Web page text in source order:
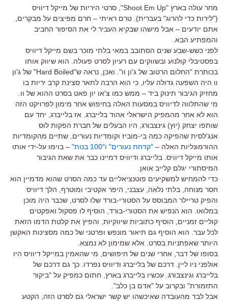
מחר עולה בארץ "Shoot Em Up", סרטי היריות של מייקל דיוויס
("לירות כדי להרוג" בעברית). טרם ראיתי – חרם מפיצים על מבקרים,
אתם יודעים – אבל מישהו שבקיא העביר לי את הסיפור החביב
והמפתיע הבא.
לפני כשש-שבע שנים הסתובב במאי בלתי מוכר בשם מייקל דיוויס
בפסטיבלי קולנוע ובשווקים עם רעיון לסרט פעולה. הוא שיווק אותו
בכותרת "החלום הרטוב של ג'ון וו". ואכן, נראה ש"Hard Boiled" של ג'ון
וו היה השפעה גדולה עליו, כי הוא הרבה לתאר סצינת קרב יריות בו
מחזיק הגיבור תינוק ביד – ממש כמו צ'או יון פאט בסרט ההוא של וו.
מי שהתלווה לדיוויס במסעות האלה בחיפוש אחר מימון לפרויקט הזה
הוא לא אחר מהמפיק הישראלי אהוד בלייברג. אז בלייברג, יחד עם
שותפו יצחק (יוץ) גינצבורג, היו הבעלים של חברת הפקות לוס
אנג'לסית שהפיקה כמה בי-מוביז וקומדיות נעורים. שתיים מהקומדיות
ההורמונליות האלה – "קדחת נעורים" ו"100 בנות"
– בוימו על-ידי אותו
אותו מייקל דיוויס. בלייברג ודיוויס דמיינו כבר את שאת הגיבור
המיסתורי יגלם קלייב אואן.
כדי להמחיש למשקיעים פוטנציאליים עד כמה הסרט שהוא מדמיין הוא
חסר מנוחה, בלתי נלאה, עצבני, היפר אקטיבי ומוטרף, הלך דיוויס
והפיק טריילר המבוסס על הסטורי-בורד שלו לסרט, שכבר היה מוכן
במלואו. הוא הנפיש את הסטורי-בורד, הוסיף לו פסקול ואפקטים
קוליים זמניים, הוסיף כתוביות שיווקיות, והפיץ את קלטת הדמו הזאת
לכל עבר. הוא הוסיף גם תיאור מונפש ופרטני של כמה מסצינות האקשן
היותר שאפתניות בסרט. אלא שמימון לא נמצא.
בסופו של דבר, אחרי שנים של חיפושים, מי שהאמין במייקל דיוויס היו
אולפני ניו ליין. דרכם של בלייברג ודיוויס נפרדו. כך גם דרכם של
בלייברג וגינצבורג. עכשיו בלייברג בארץ, חתום כמפיק על "ביקור
התזמורת" ובקרוב על "אדם בן כלב".
אבל לבד מהעובדה שאיכשהו יש קשר ישראלי גם לסרט הזה, הקטע